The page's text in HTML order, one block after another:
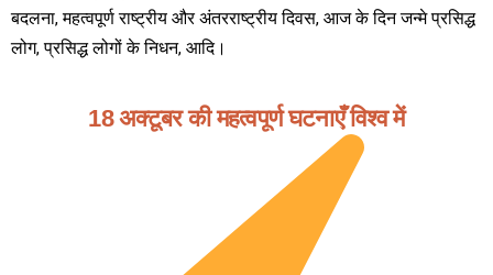
बदलना, महत्वपूर्ण राष्ट्रीय और अंतरराष्ट्रीय दिवस, आज के दिन जन्मे प्रसिद्ध
लोग, प्रसिद्ध लोगों के निधन, आदि।
18 अक्टूबर की महत्वपूर्ण घटनाएँ विश्व में